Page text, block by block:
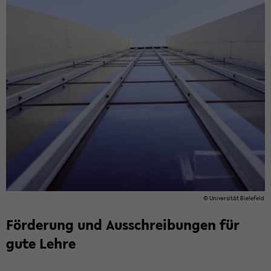
© Uni­ver­si­tät Bie­le­feld
För­de­rung und Aus­schrei­bun­gen für
gute Lehre